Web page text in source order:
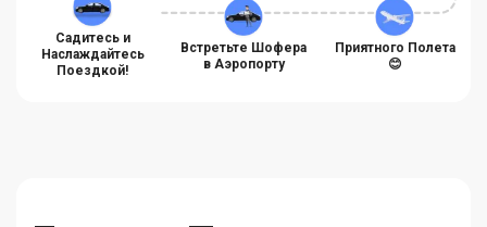
Садитесь и
Наслаждайтесь
Поездкой!
Встретьте Шофера
в Аэропорту
Приятного Полета
😊